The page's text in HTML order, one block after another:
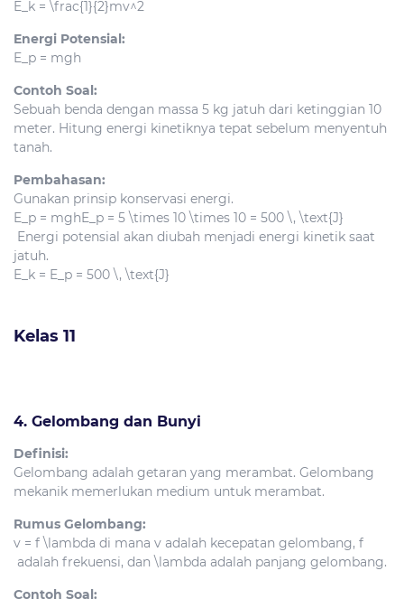
E_k = \frac{1}{2}mv^2
Energi Potensial:
E_p = mgh
Contoh Soal:
Sebuah benda dengan massa 5 kg jatuh dari ketinggian 10
meter. Hitung energi kinetiknya tepat sebelum menyentuh
tanah.
Pembahasan:
Gunakan prinsip konservasi energi.
E_p = mghE_p = 5 \times 10 \times 10 = 500 \, \text{J}
Energi potensial akan diubah menjadi energi kinetik saat
jatuh.
E_k = E_p = 500 \, \text{J}
Kelas 11
4. Gelombang dan Bunyi
Definisi:
Gelombang adalah getaran yang merambat. Gelombang
mekanik memerlukan medium untuk merambat.
Rumus Gelombang:
v = f \lambda di mana v adalah kecepatan gelombang, f
adalah frekuensi, dan \lambda adalah panjang gelombang.
Contoh Soal: